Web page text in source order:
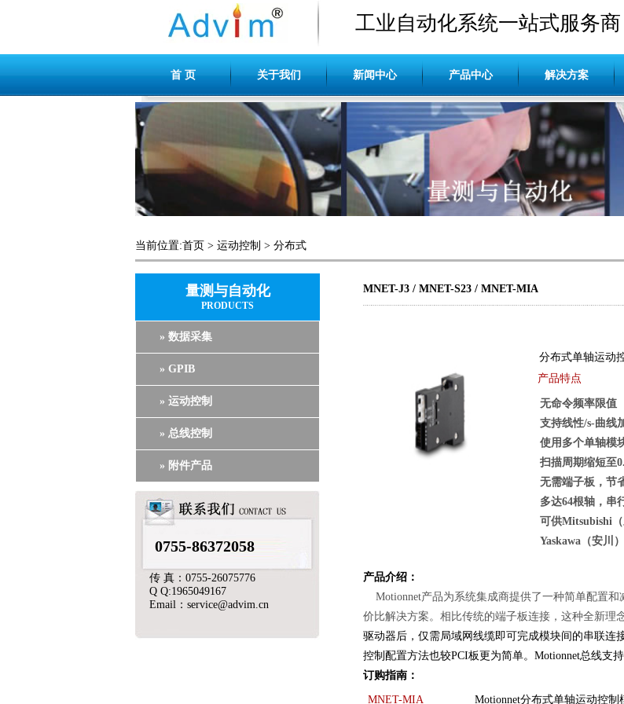
工业自动化系统一站式服务商
首 页 关于我们 新闻中心 产品中心 解决方案
当前位置:首页 > 运动控制 > 分布式
量测与自动化
PRODUCTS
» 数据采集
» GPIB
» 运动控制
» 总线控制
» 附件产品
0755-86372058
传 真：0755-26075776
Q Q:1965049167
Email：service@advim.cn
MNET-J3 / MNET-S23 / MNET-MIA
分布式单轴运动
产品特点
无命令频率限值
支持线性/s-曲线
使用多个单轴模
扫描周期缩短至
无需端子板，节
多达64根轴，串
可供Mitsubishi
Yaskawa（安川
产品介绍：
Motionnet产品为系统集成商提供了一种简单配置
价比解决方案。相比传统的端子板连接，这种全新理
驱动器后，仅需局域网线缆即可完成模块间的串联连
控制配置方法也较PCI板更为简单。Motionnet总线支持
订购指南：
MNET-MIA Motionnet分布式单轴运动控制